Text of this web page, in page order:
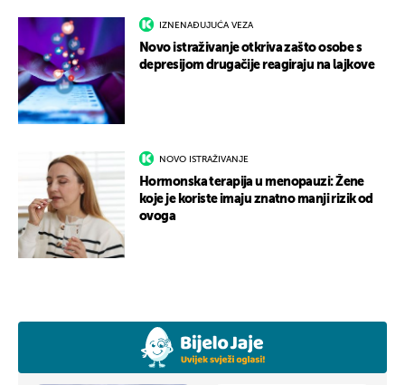
IZNENAĐUJUĆA VEZA
Novo istraživanje otkriva zašto osobe s
depresijom drugačije reagiraju na lajkove
NOVO ISTRAŽIVANJE
Hormonska terapija u menopauzi: Žene
koje je koriste imaju znatno manji rizik od
ovoga